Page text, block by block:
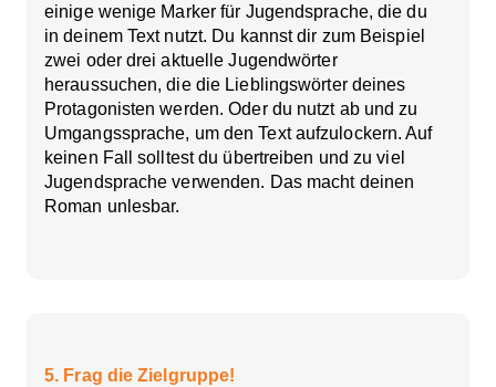
einige wenige Marker für Jugendsprache, die du
in deinem Text nutzt. Du kannst dir zum Beispiel
zwei oder drei aktuelle Jugendwörter
heraussuchen, die die Lieblingswörter deines
Protagonisten werden. Oder du nutzt ab und zu
Umgangssprache, um den Text aufzulockern. Auf
keinen Fall solltest du übertreiben und zu viel
Jugendsprache verwenden. Das macht deinen
Roman unlesbar.
5. Frag die Zielgruppe!